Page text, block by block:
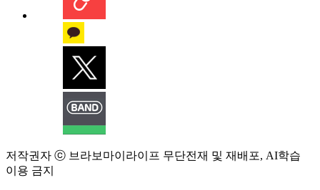
저작권자 ⓒ 브라보마이라이프 무단전재 및 재배포, AI학습
이용 금지